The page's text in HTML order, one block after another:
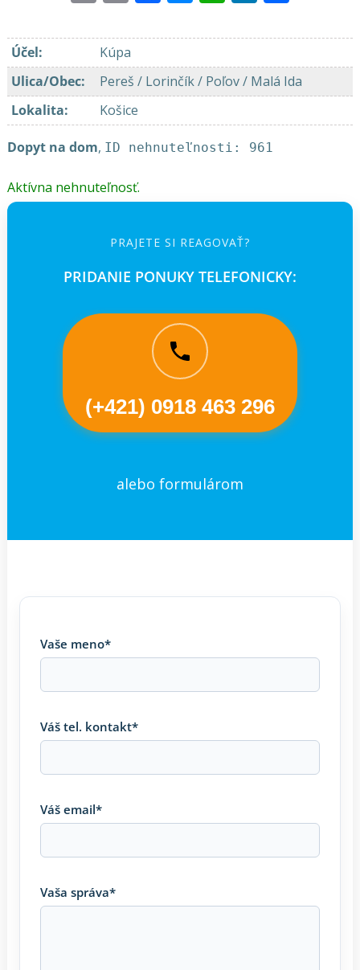
Účel:
Kúpa
Ulica/Obec:
Pereš / Lorinčík / Poľov / Malá Ida
Lokalita: Košice
Dopyt na dom, ID nehnuteľnosti: 961
Aktívna nehnuteľnosť.
PRAJETE SI REAGOVAŤ?
PRIDANIE PONUKY TELEFONICKY:
(+421) 0918 463 296
alebo formulárom
Vaše meno*
Váš tel. kontakt*
Váš email*
Vaša správa*